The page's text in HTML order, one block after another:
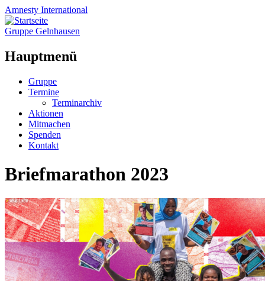
Amnesty International
Gruppe Gelnhausen
Hauptmenü
Zum
Inhalt
Gruppe
Termine
Terminarchiv
Aktionen
Mitmachen
Spenden
Kontakt
Briefmarathon 2023